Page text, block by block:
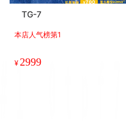
TG-7
本店人气榜第1
¥2999